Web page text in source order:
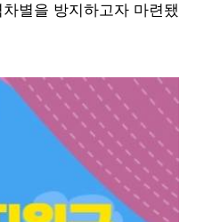
별을 방지하고자 마련됐